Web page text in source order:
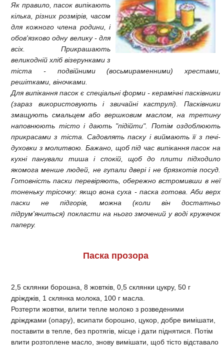
Як правило, пасок випікають
кілька, різних розмірів, часом
для кожного члена родини, і
обов'язково одну велику - для
всіх. Прикрашають
великодній хліб візерунками з
тіста - подвійними (восьмираменними) хрестами,
решітками, віночками.
Для випікання пасок є спеціальні форми - керамічні пасківники
(зараз використовують і звичайні каструлі). Пасківники
змащують смальцем або вершковим маслом, на третину
наповнюють тісто і дають "підійти". Потім оздоблюють
прикрасами з тіста. Садовлять паску і виймають її з печі-
духовки з молитвою. Бажано, щоб під час випікання пасок на
кухні панували тиша і спокій, щоб до плити підходило
якомога менше людей, не гупали двері і не брязкотів посуд.
Готовність паски перевіряють, обережно встромивши в неї
тоненьку трісочку: якщо вона суха - паска готова. Аби верх
паски не підгорів, можна (коли він достатньо
підрум'яниться) покласти на нього змочений у воді кружечок
паперу.
Паска прозора
2,5 склянки борошна, 8 жовтків, 0,5 склянки цукру, 50 г
дріжджів, 1 склянка молока, 100 г масла.
Розтерти жовтки, влити тепле молоко з розведеними
дріжджами (опару), всипати борошно, цукор, добре вимішати,
поставити в тепле, без протягів, місце і дати піднятися. Потім
влити розтоплене масло, знову вимішати, щоб тісто відставало